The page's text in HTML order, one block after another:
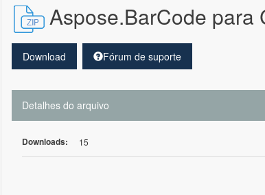
Aspose.BarCode para
Download Fórum de suporte
Detalhes do arquivo
Downloads: 15